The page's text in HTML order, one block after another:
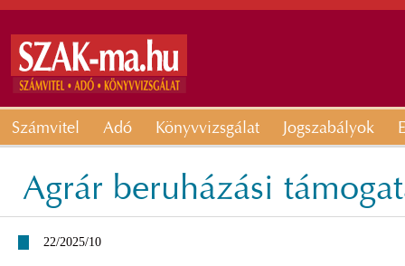
Számvitel Adó Könyvvizsgálat Jogszabályok
Agrár beruházási
22/2025/10